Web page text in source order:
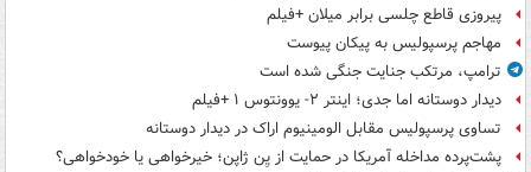
پیروزی قاطع چلسی برابر میلان +فیلم
مهاجم پرسپولیس به پیکان پیوست
ترامپ، مرتکب جنایت جنگی شده است
دیدار دوستانه اما جدی؛ اینتر ۲- یوونتوس ۱ +فیلم
تساوی پرسپولیس مقابل الومینیوم اراک در دیدار دوستانه
پشت‌پرده مداخله آمریکا در حمایت از یِن ژاپن؛ خیرخواهی یا خودخواهی؟